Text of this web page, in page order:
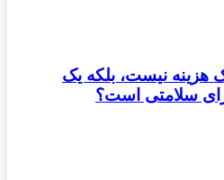
هزینه نیست، بلکه یک
سلامتی است؟